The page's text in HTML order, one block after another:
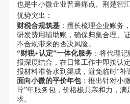
也是中小微企业普遍痛点。荆楚智
优势突出：
财税合规筑基：擅长梳理企业账务
研发费用辅助账，确保归集合理、
不合规带来的否决风险。
“财税+认定”一体化服务：将代理记
报深度结合，在日常工作中即按认
报材料准备水到渠成，避免临时“补
面向小微的平价年包：推出针对小
导”年服务包，价格极具亲和力，
求。